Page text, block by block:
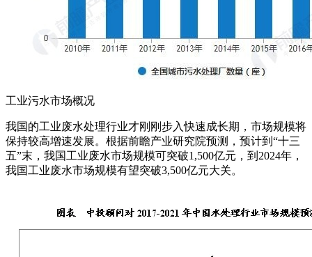
工业污水市场概况
我国的工业废水处理行业才刚刚步入快速成长期，市场规模将
保持较高增速发展。根据前瞻产业研究院预测，预计到“十三
五”末，我国工业废水市场规模可突破1,500亿元，到2024年，
我国工业废水市场规模有望突破3,500亿元大关。